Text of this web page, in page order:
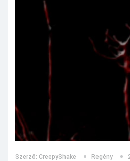
Szerző: CreepyShake Regény